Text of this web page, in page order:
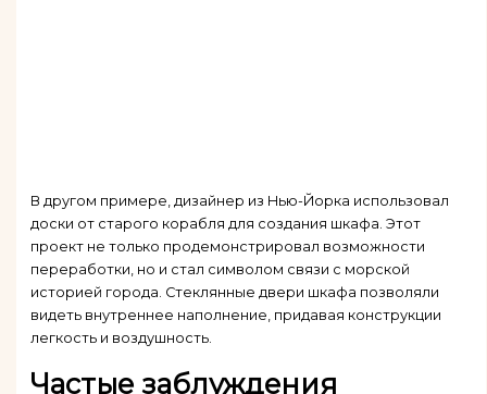
В другом примере, дизайнер из Нью-Йорка использовал
доски от старого корабля для создания шкафа. Этот
проект не только продемонстрировал возможности
переработки, но и стал символом связи с морской
историей города. Стеклянные двери шкафа позволяли
видеть внутреннее наполнение, придавая конструкции
легкость и воздушность.
Частые заблуждения